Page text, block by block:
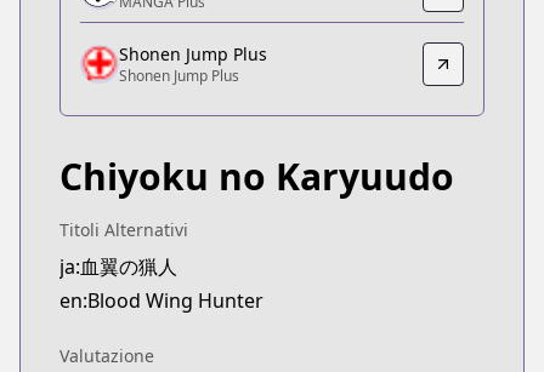
https://mangaplus.shueisha.co.jp/titles/100509
Shonen Jump Plus
Shonen Jump Plus
https://shonenjumpplus.com/episode/
Shonen Jump Plus
Shonen Jump Plus
Chiyoku no Karyuudo
Titoli Alternativi
ja:血翼の猟人
en:Blood Wing Hunter
Valutazione